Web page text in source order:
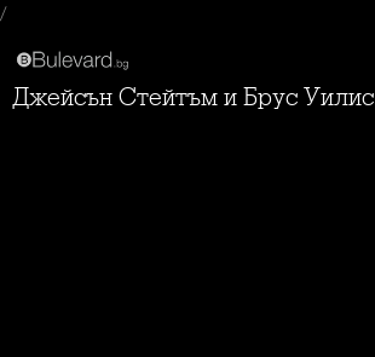
/
Джейсън Стейтъм и Брус Уилис